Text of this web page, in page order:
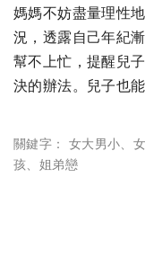
媽媽不妨盡量理性
況，透露自己年紀
幫不上忙，提醒兒
決的辦法。兒子也
關鍵字： 女大男小
孩
姐弟戀